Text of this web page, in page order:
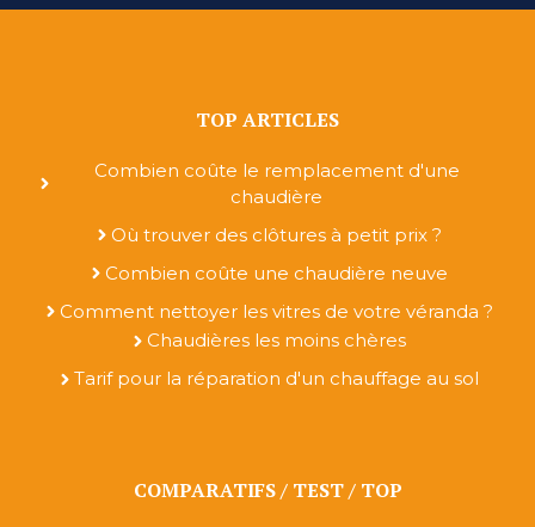
TOP ARTICLES
Combien coûte le remplacement d'une
chaudière
Où trouver des clôtures à petit prix ?
Combien coûte une chaudière neuve
Comment nettoyer les vitres de votre véranda ?
Chaudières les moins chères
Tarif pour la réparation d'un chauffage au sol
COMPARATIFS / TEST / TOP